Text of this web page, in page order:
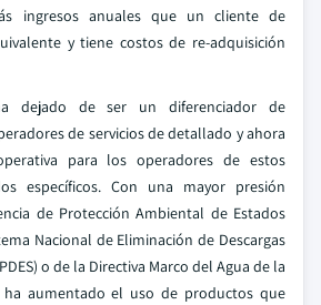
ingresos anuales que un cliente de
y tiene costos de re-adquisición
dejado de ser un diferenciador de
de servicios de detallado y ahora
para los operadores de estos
específicos. Con una mayor presión
de Protección Ambiental de Estados
Nacional de Eliminación de Descargas
o de la Directiva Marco del Agua de la
ha aumentado el uso de productos que